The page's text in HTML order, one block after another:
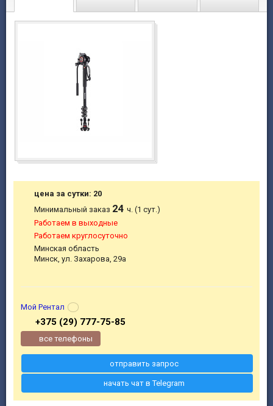
цена за сутки: 20
Минимальный заказ 24ч. (1 сут.)
Работаем в выходные
Работаем круглосуточно
Минская область
Минск, ул. Захарова, 29а
Мой Рентал
+375 (29) 777-75-85
все телефоны
отправить запрос
начать чат в Telegram